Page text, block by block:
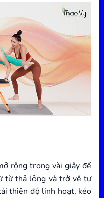
rộng trong vài giây để
từ thả lỏng và trở về tư
thiện độ linh hoạt, kéo